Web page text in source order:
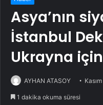
Asya’nın
İstanbul
Ukrayna
AYHAN ATASOY
1 dakika okuma süresi